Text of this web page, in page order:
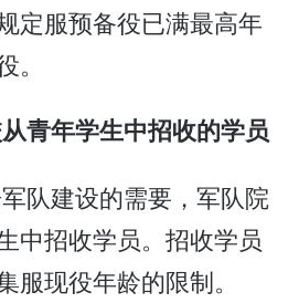
定服预备役已满最高年
青年学生中招收的学员
队建设的需要，军队院
中招收学员。招收学员
服现役年龄的限制。